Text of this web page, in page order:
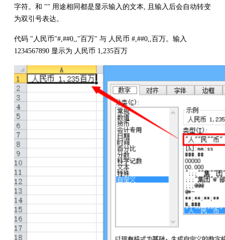
字符。和 "" 用途相同都是显示输入的文本, 且输入后会自动转变
为双引号表达。
代码 "人民币"#,##0,,"百万" 与 人民币 #,##0,,百万。输入
1234567890 显示为 人民币 1,235百万